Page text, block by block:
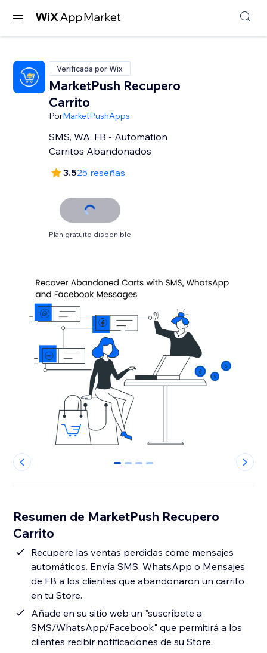
Verificada por Wix
MarketPush Recupero
Carrito
PorMarketPushApps
SMS, WA, FB - Automation
Carritos Abandonados
3.525 reseñas
Plan gratuito disponible
0 1 2 3
Resumen de MarketPush Recupero
Carrito
Recupere las ventas perdidas come mensajes
automáticos. Envía SMS, WhatsApp o Mensajes
de FB a los clientes que abandonaron un carrito
en tu Store.
Añade en su sitio web un "suscríbete a
SMS/WhatsApp/Facebook" que permitirá a los
clientes recibir notificaciones de su Store.